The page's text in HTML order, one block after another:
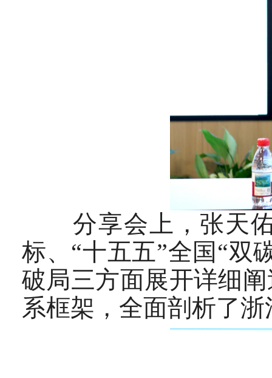
分享会上，张天佑
标、“十五五”全国“双
破局三方面展开详细
系框架，全面剖析了